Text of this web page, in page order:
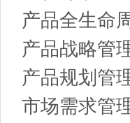
产品全生命
产品战略管
产品规划管
市场需求管